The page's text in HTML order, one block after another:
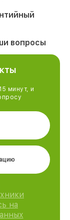
вопросы
минут, и
на